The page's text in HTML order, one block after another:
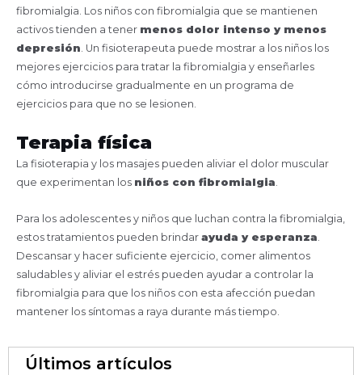
fibromialgia. Los niños con fibromialgia que se mantienen
activos tienden a tener menos dolor intenso y menos
depresión. Un fisioterapeuta puede mostrar a los niños los
mejores ejercicios para tratar la fibromialgia y enseñarles
cómo introducirse gradualmente en un programa de
ejercicios para que no se lesionen.
Terapia física
La fisioterapia y los masajes pueden aliviar el dolor muscular
que experimentan los niños con fibromialgia
Para los adolescentes y niños que luchan contra la fibromialgia,
estos tratamientos pueden brindar ayuda y esperanza
Descansar y hacer suficiente ejercicio, comer alimentos
saludables y aliviar el estrés pueden ayudar a controlar la
fibromialgia para que los niños con esta afección puedan
mantener los síntomas a raya durante más tiempo.
Últimos artículos